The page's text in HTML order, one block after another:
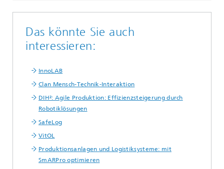
Das könnte Sie auch
interessieren:
InnoLAB
Clan Mensch-Technik-Interaktion
DIH²: Agile Produktion: Effizienzsteigerung durch
Robotiklösungen
SafeLog
VitOL
Produktionsanlagen und Logistiksysteme: mit
SmARPro optimieren